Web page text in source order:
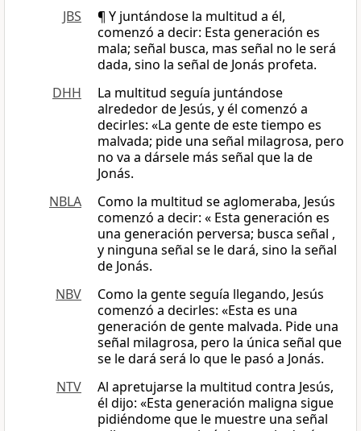
JBS
¶ Y juntándose la multitud a él,
comenzó a decir: Esta generación es
mala; señal busca, mas señal no le será
dada, sino la señal de Jonás profeta.
DHH
La multitud seguía juntándose
alrededor de Jesús, y él comenzó a
decirles: «La gente de este tiempo es
malvada; pide una señal milagrosa, pero
no va a dársele más señal que la de
Jonás.
NBLA
Como la multitud se aglomeraba, Jesús
comenzó a decir: « Esta generación es
una generación perversa; busca señal ,
y ninguna señal se le dará, sino la señal
de Jonás.
NBV
Como la gente seguía llegando, Jesús
comenzó a decirles: «Esta es una
generación de gente malvada. Pide una
señal milagrosa, pero la única señal que
se le dará será lo que le pasó a Jonás.
NTV
Al apretujarse la multitud contra Jesús,
él dijo: «Esta generación maligna sigue
pidiéndome que le muestre una señal